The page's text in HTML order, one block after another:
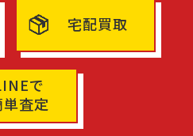
宅配買取
で
単査定